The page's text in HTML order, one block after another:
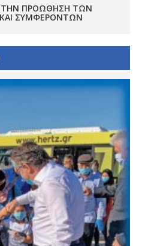
ΤΗΝ ΠΡΟΏΘΗΣΗ ΤΩΝ
ΣΥΜΦΕΡΌΝΤΩΝ